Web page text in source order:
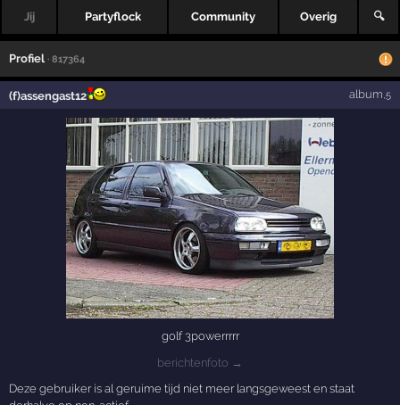
Jij Partyflock Community Overig 🔍
Profiel · 817364
(f)assengast12 album ,5
golf 3powerrrrr
berichtenfoto →
Deze gebruiker is al geruime tijd niet meer langsgeweest en staat